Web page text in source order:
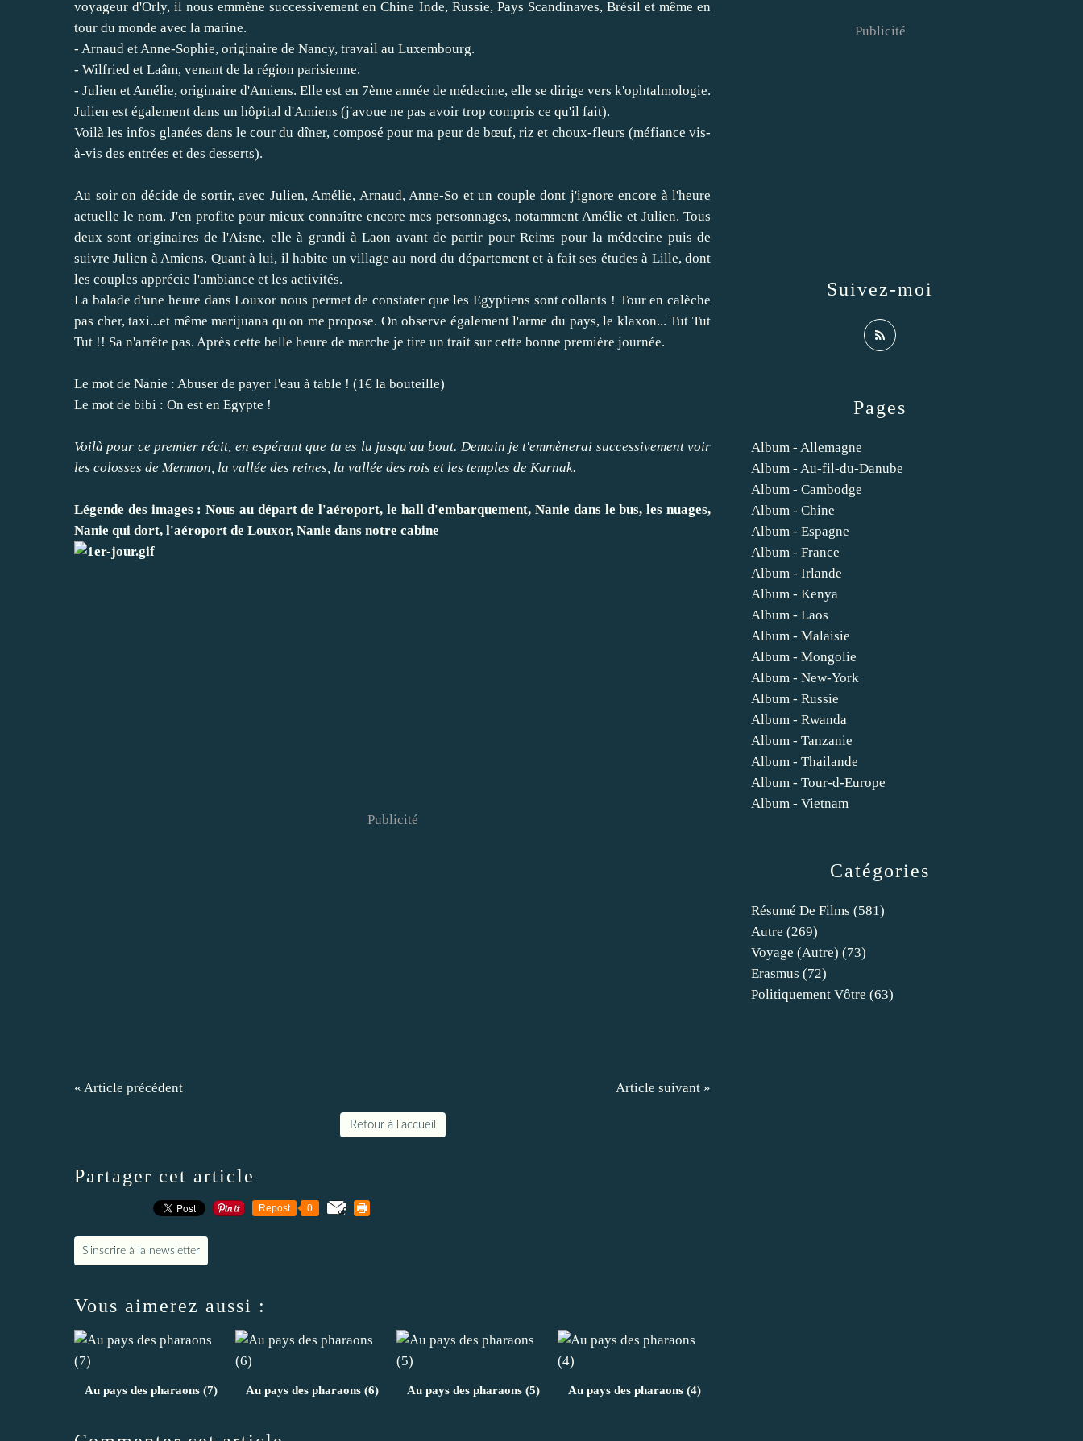
voyageur d'Orly, il nous emmène successivement en Chine Inde, Russie, Pays Scandinaves, Brésil et même en
tour du monde avec la marine.
- Arnaud et Anne-Sophie, originaire de Nancy, travail au Luxembourg.
- Wilfried et Laâm, venant de la région parisienne.
- Julien et Amélie, originaire d'Amiens. Elle est en 7ème année de médecine, elle se dirige vers k'ophtalmologie.
Julien est également dans un hôpital d'Amiens (j'avoue ne pas avoir trop compris ce qu'il fait).
Voilà les infos glanées dans le cour du dîner, composé pour ma peur de bœuf, riz et choux-fleurs (méfiance vis-
à-vis des entrées et des desserts).
Au soir on décide de sortir, avec Julien, Amélie, Arnaud, Anne-So et un couple dont j'ignore encore à l'heure
actuelle le nom. J'en profite pour mieux connaître encore mes personnages, notamment Amélie et Julien. Tous
deux sont originaires de l'Aisne, elle à grandi à Laon avant de partir pour Reims pour la médecine puis de
suivre Julien à Amiens. Quant à lui, il habite un village au nord du département et à fait ses études à Lille, dont
les couples apprécie l'ambiance et les activités.
La balade d'une heure dans Louxor nous permet de constater que les Egyptiens sont collants ! Tour en calèche
pas cher, taxi...et même marijuana qu'on me propose. On observe également l'arme du pays, le klaxon... Tut Tut
Tut !! Sa n'arrête pas. Après cette belle heure de marche je tire un trait sur cette bonne première journée.
Le mot de Nanie : Abuser de payer l'eau à table ! (1€ la bouteille)
Le mot de bibi : On est en Egypte !
Voilà pour ce premier récit, en espérant que tu es lu jusqu'au bout. Demain je t'emmènerai successivement voir
les colosses de Memnon, la vallée des reines, la vallée des rois et les temples de Karnak.
Légende des images : Nous au départ de l'aéroport, le hall d'embarquement, Nanie dans le bus, les nuages,
Nanie qui dort, l'aéroport de Louxor, Nanie dans notre cabine
Publicité
« Article précédent Article suivant »
Retour à l'accueil
Partager cet article
Repost 0
S'inscrire à la newsletter
Vous aimerez aussi :
Au pays des pharaons (7) Au pays des pharaons (6) Au pays des pharaons (5) Au pays des pharaons (4)
Catégories
Résumé De Films (581)
Autre (269)
Voyage (autre) (73)
Erasmus (72)
Politiquement Vôtre (63)
Pages
Album - Allemagne
Album - Au-fil-du-Danube
Album - Cambodge
Album - Chine
Album - Espagne
Album - France
Album - Irlande
Album - Kenya
Album - Laos
Album - Malaisie
Album - Mongolie
Album - New-York
Album - Russie
Album - Rwanda
Album - Tanzanie
Album - Thailande
Album - Tour-d-Europe
Album - Vietnam
Suivez-moi
Publicité